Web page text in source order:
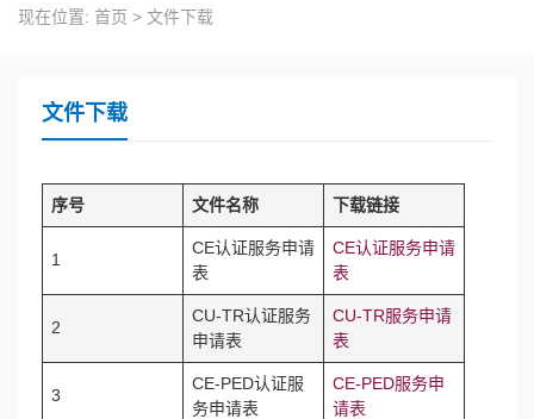
现在位置: 首页 > 文件下载
文件下载
序号 文件名称 下载链接
1
CE认证服务申请
表
CE认证服务申请
表
2
CU-TR认证服务
申请表
CU-TR服务申请
表
3
CE-PED认证服
务申请表
CE-PED服务申
请表